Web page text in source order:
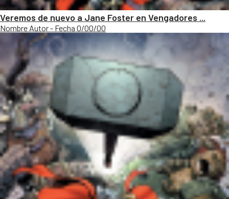
Veremos de nuevo a Jane Foster en Vengadores ...
Nombre Autor - Fecha 0/00/00